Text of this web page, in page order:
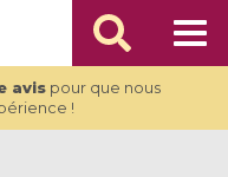
avispour que nous
!